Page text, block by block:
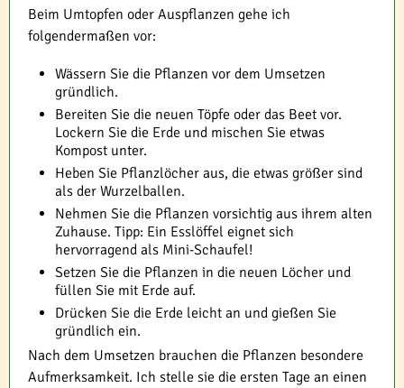
Beim Umtopfen oder Auspflanzen gehe ich
folgendermaßen vor:
Wässern Sie die Pflanzen vor dem Umsetzen
gründlich.
Bereiten Sie die neuen Töpfe oder das Beet vor.
Lockern Sie die Erde und mischen Sie etwas
Kompost unter.
Heben Sie Pflanzlöcher aus, die etwas größer sind
als der Wurzelballen.
Nehmen Sie die Pflanzen vorsichtig aus ihrem alten
Zuhause. Tipp: Ein Esslöffel eignet sich
hervorragend als Mini-Schaufel!
Setzen Sie die Pflanzen in die neuen Löcher und
füllen Sie mit Erde auf.
Drücken Sie die Erde leicht an und gießen Sie
gründlich ein.
Nach dem Umsetzen brauchen die Pflanzen besondere
Aufmerksamkeit. Ich stelle sie die ersten Tage an einen